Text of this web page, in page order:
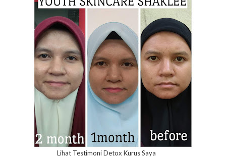
Lihat Testimoni Detox Kurus Saya